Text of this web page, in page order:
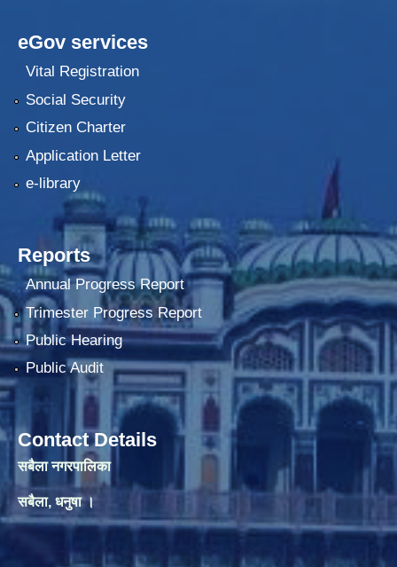
eGov services
Vital Registration
Social Security
Citizen Charter
Application Letter
e-library
Reports
Annual Progress Report
Trimester Progress Report
Public Hearing
Public Audit
Contact Details
सबैला नगरपालिका
सबैला, धनुषा ।